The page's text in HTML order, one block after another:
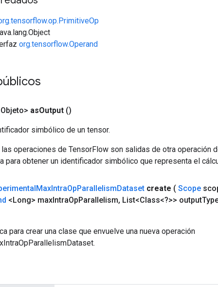
org.tensorflow.Operand
asOutput ()
simbólico de un tensor.
operaciones de TensorFlow son salidas de otra operación
para obtener un identificador simbólico que representa el
MaxIntraOpParallelismDataset create ( Scope
<Long> maxIntraOpParallelism, List<Class<?>> output
para crear una clase que envuelve una nueva operación